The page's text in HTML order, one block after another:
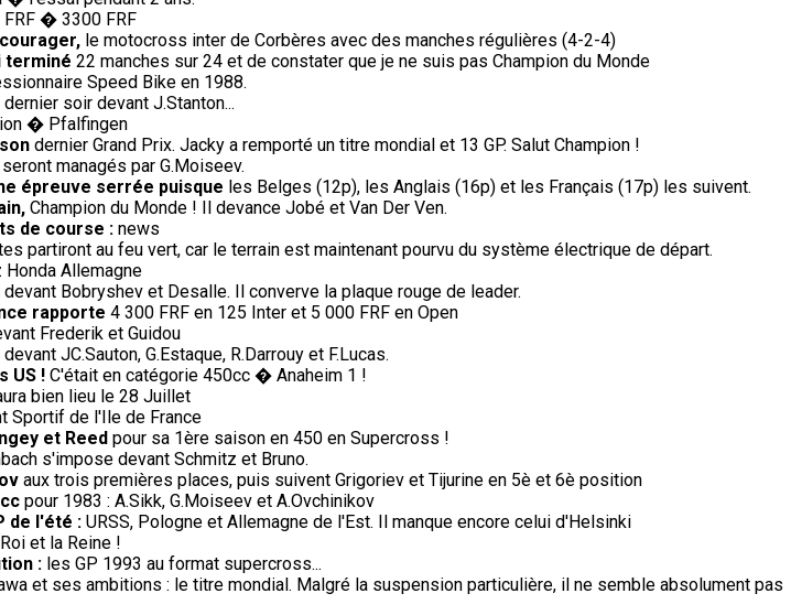
� 3300 FRF
le motocross inter de Corbères avec des manches régulières (4-2-4)
terminé 22 manches sur 24 et de constater que je ne suis pas Champion du Monde
Speed Bike en 1988.
soir devant J.Stanton...
� Pfalfingen
dernier Grand Prix. Jacky a remporté un titre mondial et 13 GP. Salut Champion !
managés par G.Moiseev.
épreuve serrée puisque les Belges (12p), les Anglais (16p) et les Français (17p) les suivent.
Champion du Monde ! Il devance Jobé et Van Der Ven.
de course : news
partiront au feu vert, car le terrain est maintenant pourvu du système électrique de départ.
Honda Allemagne
devant Bobryshev et Desalle. Il converve la plaque rouge de leader.
rapporte 4 300 FRF en 125 Inter et 5 000 FRF en Open
Frederik et Guidou
devant JC.Sauton, G.Estaque, R.Darrouy et F.Lucas.
US ! C'était en catégorie 450cc � Anaheim 1 !
bien lieu le 28 Juillet
Sportif de l'Ile de France
et Reed pour sa 1ère saison en 450 en Supercross !
s'impose devant Schmitz et Bruno.
aux trois premières places, puis suivent Grigoriev et Tijurine en 5è et 6è position
pour 1983 : A.Sikk, G.Moiseev et A.Ovchinikov
de l'été : URSS, Pologne et Allemagne de l'Est. Il manque encore celui d'Helsinki
et la Reine !
: les GP 1993 au format supercross...
et ses ambitions : le titre mondial. Malgré la suspension particulière, il ne semble absolument pas